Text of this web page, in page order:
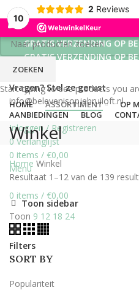
10
2 Reviews
GRATIS VERZENDING OP
GRATIS VERZENDING OP
GRATIS VERZENDING OP
Vragen? Stel ze gerust
info@belevenisopjebruiloft.nl
Inloggen / Registreren
0Verlanglijst
0 items / €0,00
Menu
0 items / €0,00
HOME ASSORTIMENT
OP
AANBIEDINGEN
BLOG
Winkel
Home Winkel
Resultaat 1–12 van de 139
Toon sidebar
Toon 9 12 18 24
Filters
SORT BY
Populariteit
ZOEKEN
Start typing to see products you